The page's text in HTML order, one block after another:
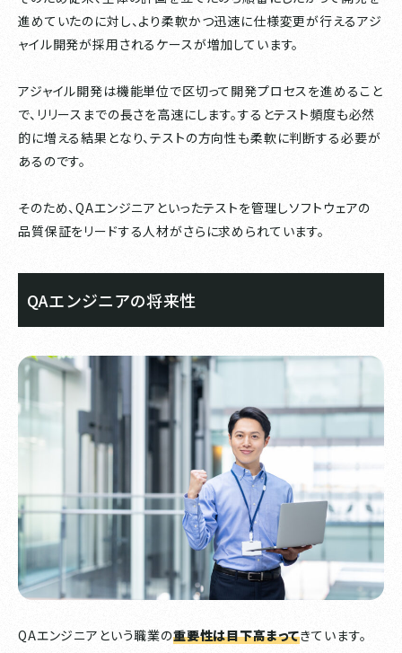
進めていたのに対し、より柔軟かつ迅速に仕様変更が行えるアジ
ャイル開発が採用されるケースが増加しています。
アジャイル開発は機能単位で区切って開発プロセスを進めること
で、リリースまでの長さを高速にします。するとテスト頻度も必然
的に増える結果となり、テストの方向性も柔軟に判断する必要が
あるのです。
そのため、QAエンジニアといったテストを管理しソフトウェアの
品質保証をリードする人材がさらに求められています。
QAエンジニアの将来性
QAエンジニアという職業の重要性は目下高まってきています。